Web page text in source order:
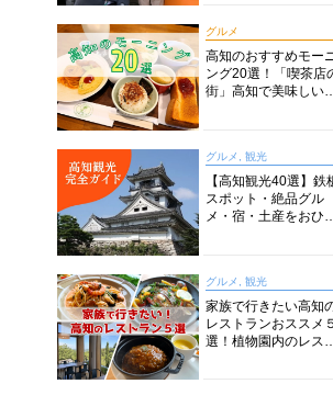
グルメ
高知のおすすめモー
ング20選！「喫茶店
街」高知で美味しい
グルメ, 観光
【高知観光40選】鉄
スポット・絶品グル
メ・宿・土産をおひと
グルメ, 観光
家族で行きたい高知
レストランおススメ５
選！植物園内のレスト